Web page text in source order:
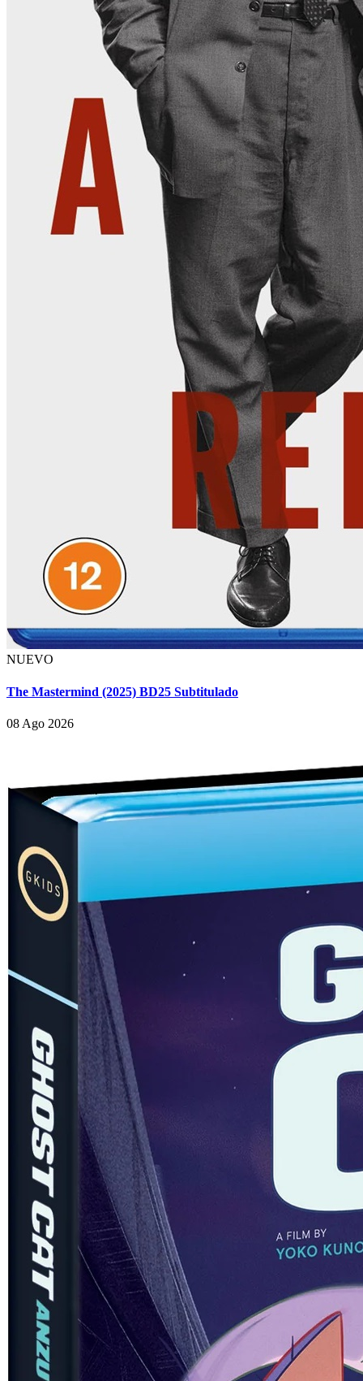
NUEVO
The Mastermind (2025) BD25 Subtitulado
08 Ago 2026